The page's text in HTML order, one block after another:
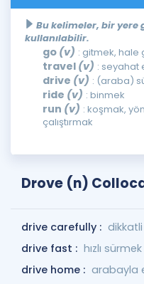
Bu kelimeler, bir yere
kullanılabilir.
go (v) : gitmek, hale
travel (v) : seyahat
drive (v) : (araba)
ride (v) : binmek
run (v) : koşmak,
çalıştırmak
Drove (n)
drive carefully :
drive fast : hızlı sürmek
drive home : arabayla